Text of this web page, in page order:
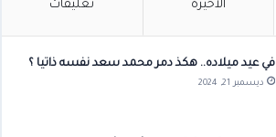
الأخيرة تعليقات
في عيد ميلاده.. هكذ دمر محمد سعد نفسه ذاتيا ؟
ديسمبر 21, 2024